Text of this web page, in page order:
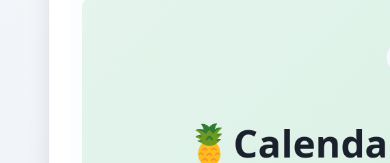
🍍